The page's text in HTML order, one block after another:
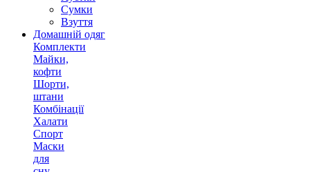
Сумки
Взуття
Домашній одяг
Комплекти
Майки,
кофти
Шорти,
штани
Комбінації
Халати
Спорт
Маски
для